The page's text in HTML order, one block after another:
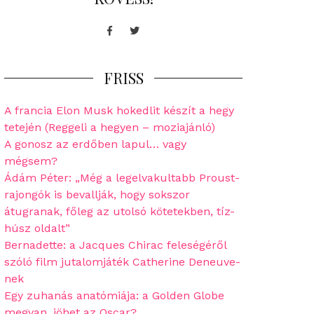
FacebookTwitter
FRISS
A francia Elon Musk hokedlit készít a hegy
tetején (Reggeli a hegyen – moziajánló)
A gonosz az erdőben lapul… vagy
mégsem?
Ádám Péter: „Még a legelvakultabb Proust-
rajongók is bevallják, hogy sokszor
átugranak, főleg az utolsó kötetekben, tíz-
húsz oldalt”
Bernadette: a Jacques Chirac feleségéről
szóló film jutalomjáték Catherine Deneuve-
nek
Egy zuhanás anatómiája: a Golden Globe